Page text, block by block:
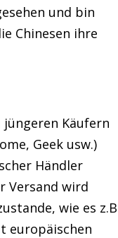
und bin
Chinesen ihre
Käufern
Geek usw.)
Händler
Versand wird
wie es
europäischen